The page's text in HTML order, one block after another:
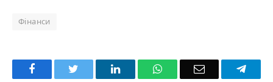
Фінанси
Facebook LinkedInWhatsAppEmail